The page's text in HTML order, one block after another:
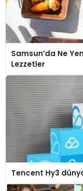
Samsun’da Ne
Lezzetler
Tencent Hy3